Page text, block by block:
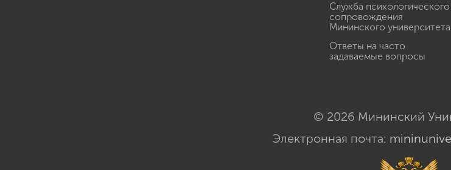
Служба психологического
сопровождения
Мининского университета
Ответы на часто
задаваемые вопросы
© 2026 Мининский
Электронная почта: